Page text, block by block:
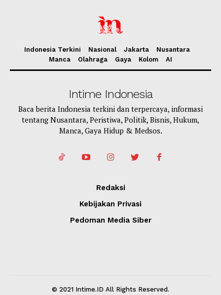
Indonesia Terkini Nasional Jakarta
Nusantara
Manca
Olahraga Gaya Kolom AI
Intime Indonesia
Baca berita Indonesia terkini dan terpercaya, informasi
tentang Nusantara, Peristiwa, Politik, Bisnis, Hukum,
Manca, Gaya Hidup & Medsos.
Redaksi
Kebijakan Privasi
Pedoman Media Siber
© 2021 Intime.ID All Rights Reserved.